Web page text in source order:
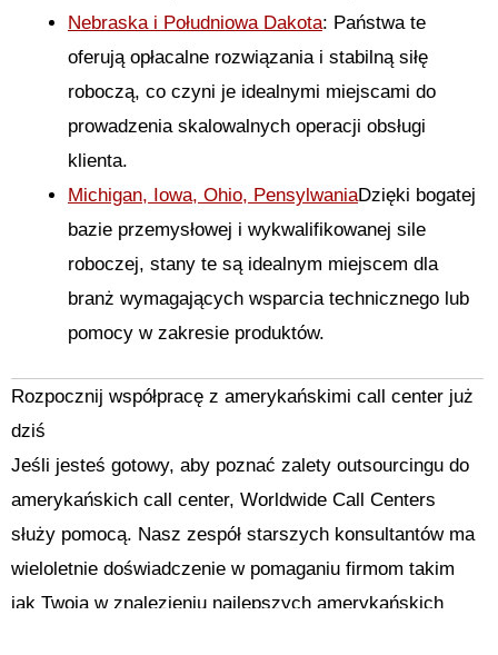
Nebraska i Południowa Dakota: Państwa te
oferują opłacalne rozwiązania i stabilną siłę
roboczą, co czyni je idealnymi miejscami do
prowadzenia skalowalnych operacji obsługi
klienta.
Michigan, Iowa, Ohio, PensylwaniaDzięki bogatej
bazie przemysłowej i wykwalifikowanej sile
roboczej, stany te są idealnym miejscem dla
branż wymagających wsparcia technicznego lub
pomocy w zakresie produktów.
Rozpocznij współpracę z amerykańskimi call center już
dziś
Jeśli jesteś gotowy, aby poznać zalety outsourcingu do
amerykańskich call center, Worldwide Call Centers
służy pomocą. Nasz zespół starszych konsultantów ma
wieloletnie doświadczenie w pomaganiu firmom takim
jak Twoja w znalezieniu najlepszych amerykańskich